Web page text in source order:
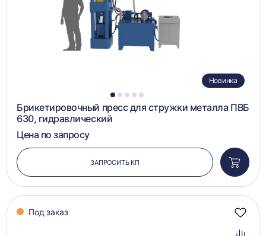
1 2 3 4 5
Новинка
Брикетировочный пресс для стружки металла ПВБ
630, гидравлический
Цена по запросу
ЗАПРОСИТЬ КП
в
Под заказ